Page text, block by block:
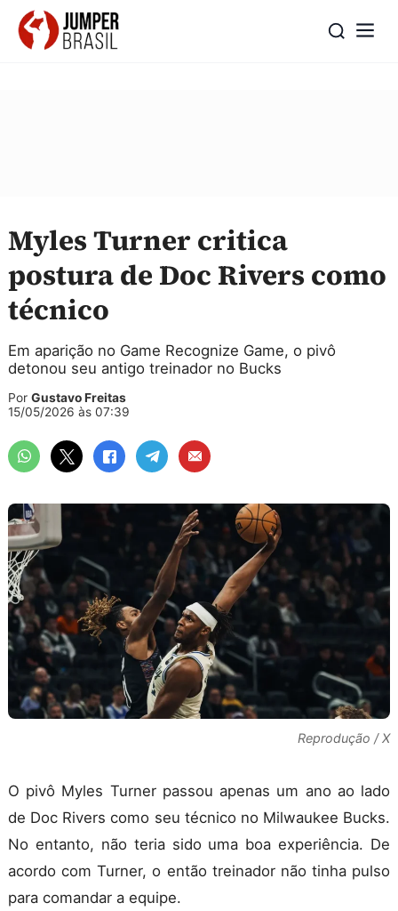
Myles Turner critica
postura de Doc Rivers como
técnico
Em aparição no Game Recognize Game, o pivô
detonou seu antigo treinador no Bucks
Por Gustavo Freitas
15/05/2026 às 07:39
Reprodução / X
O pivô Myles Turner passou apenas um ano ao lado
de Doc Rivers como seu técnico no Milwaukee Bucks.
No entanto, não teria sido uma boa experiência. De
acordo com Turner, o então treinador não tinha pulso
para comandar a equipe.